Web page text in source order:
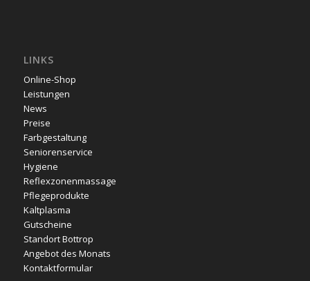
LINKS
Online-Shop
Leistungen
News
Preise
Farbgestaltung
Seniorenservice
Hygiene
Reflexzonenmassage
Pflegeprodukte
Kaltplasma
Gutscheine
Standort Bottrop
Angebot des Monats
Kontaktformular